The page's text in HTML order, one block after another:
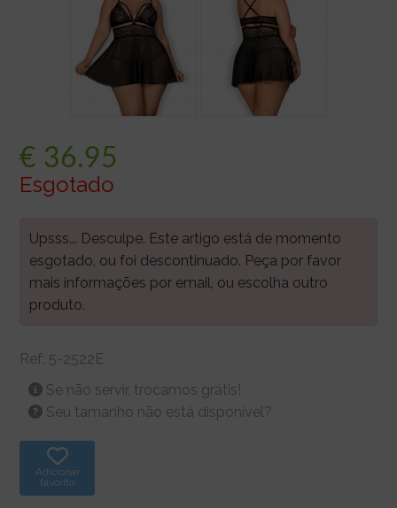
€ 36.95
Esgotado
Upsss... Desculpe. Este artigo está de momento
esgotado, ou foi descontinuado. Peça por favor
mais informações por email, ou escolha outro
produto.
Ref: 5-2522E
Se não servir, trocamos grátis!
Seu tamanho não está disponível?
Adicionar
favorito